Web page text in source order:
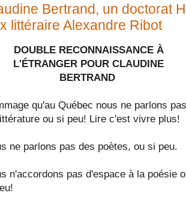
Bertrand, un doctorat
littéraire Alexandre Ribot
DOUBLE RECONNAISSANCE À
L'ÉTRANGER POUR CLAUDINE
BERTRAND
qu'au Québec nous ne parlons pas
ou si peu! Lire c'est vivre plus!
ne parlons pas des poètes, ou si peu.
n'accordons pas d'espace à la poésie